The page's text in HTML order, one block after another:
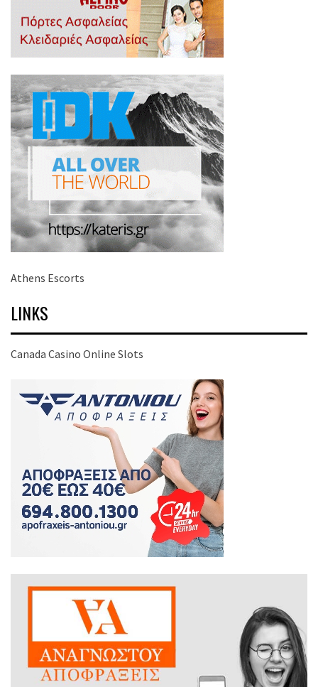
Athens Escorts
LINKS
Canada Casino Online Slots